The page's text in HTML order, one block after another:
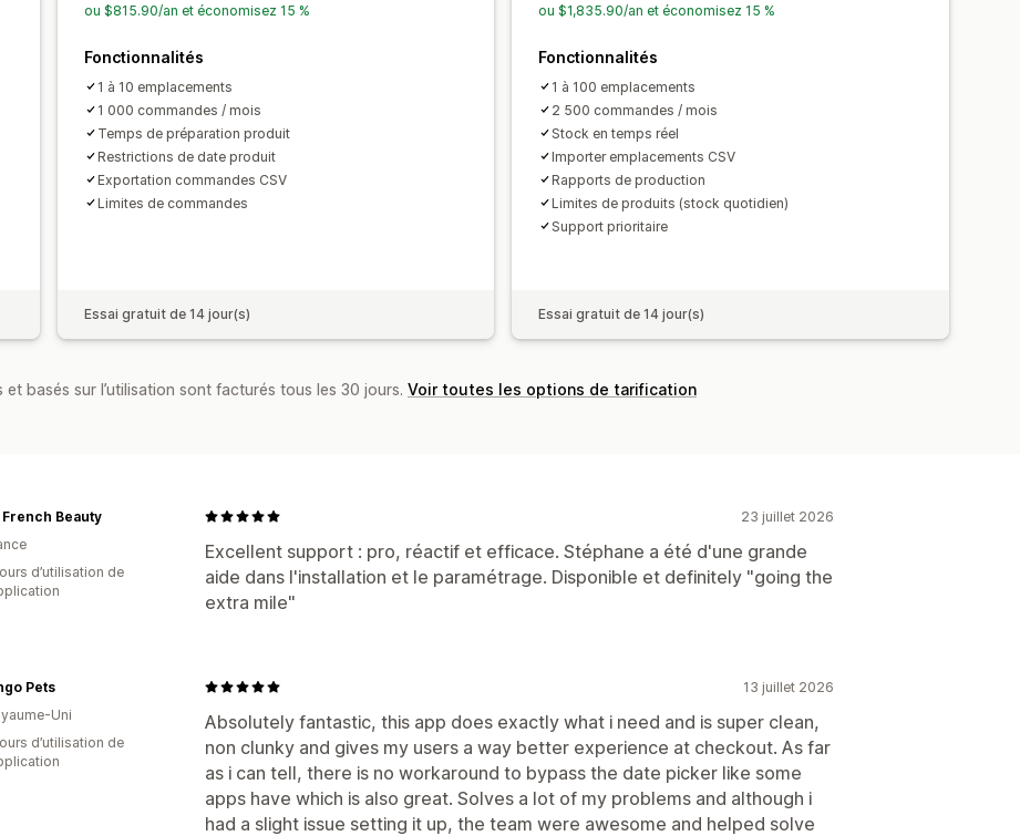
ou $815.90/an et économisez 15 %
Fonctionnalités
1 à 10 emplacements
1 000 commandes / mois
Temps de préparation produit
Restrictions de date produit
Exportation commandes CSV
Limites de commandes
Essai gratuit de 14 jour(s)
ou $1,835.90/an et économisez 15 %
Fonctionnalités
1 à 100 emplacements
2 500 commandes / mois
Stock en temps réel
Importer emplacements CSV
Rapports de production
Limites de produits (stock quotidien)
Support prioritaire
Essai gratuit de 14 jour(s)
basés sur l’utilisation sont facturés tous les 30 jours. Voir toutes les options de tarification
23 juillet 2026
Excellent support : pro, réactif et efficace. Stéphane a été d'une grande
aide dans l'installation et le paramétrage. Disponible et definitely "going the
extra mile"
French Beauty
d’utilisation de
13 juillet 2026
Absolutely fantastic, this app does exactly what i need and is super clean,
non clunky and gives my users a way better experience at checkout. As far
as i can tell, there is no workaround to bypass the date picker like some
apps have which is also great. Solves a lot of my problems and although i
had a slight issue setting it up, the team were awesome and helped solve
Pets
Uni
d’utilisation de